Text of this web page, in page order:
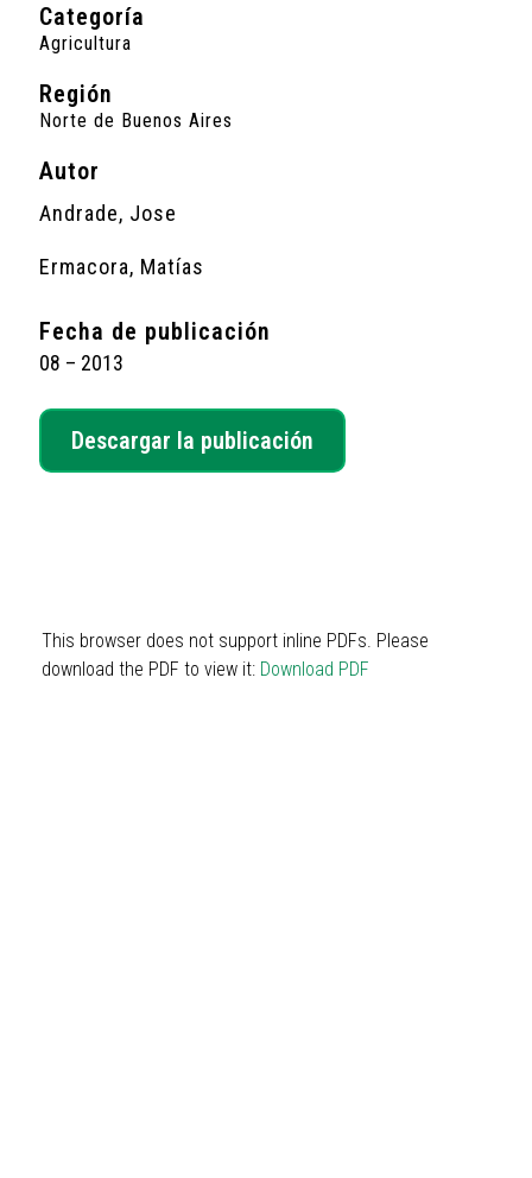
Categoría
Agricultura
Región
Norte de Buenos Aires
Autor
Andrade, Jose
Ermacora, Matías
Fecha de publicación
08 – 2013
Descargar la publicación
This browser does not support inline PDFs. Please
download the PDF to view it: Download PDF